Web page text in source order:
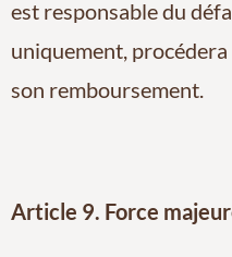
est responsable du
uniquement,
son remboursement.
Article 9. Force